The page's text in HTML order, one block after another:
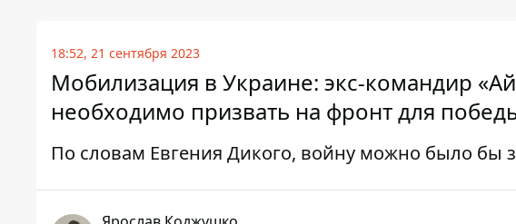
18:52, 21 сентября 2023
Мобилизация в Украине: экс-командир
необходимо призвать на фронт для
По словам Евгения Дикого, войну можно было бы